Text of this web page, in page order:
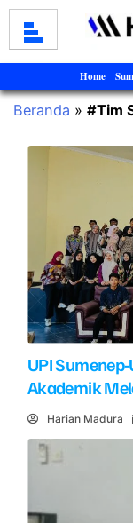
Home
Beranda » #Tim
UPI
Akademik
Harian Madura